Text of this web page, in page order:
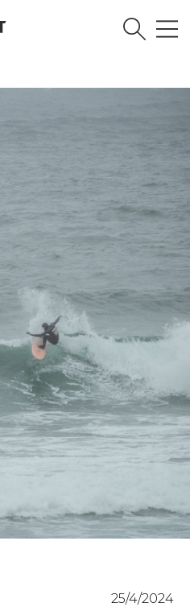
25/4/2024